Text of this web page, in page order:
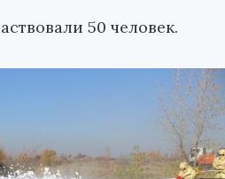
50 человек.